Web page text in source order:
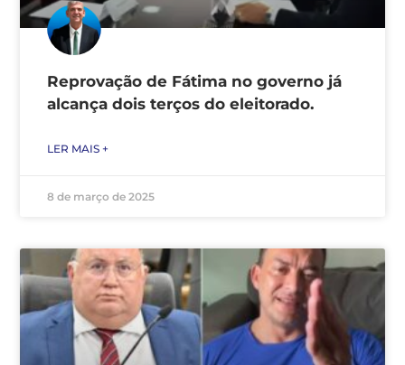
Reprovação de Fátima no governo já
alcança dois terços do eleitorado.
LER MAIS +
8 de março de 2025